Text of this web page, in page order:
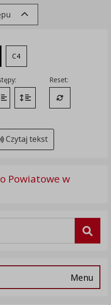
C4
Zmień odstęp między literami
Zmień interlinię i margines
Reset:
Przywróć
Czytaj tekst
Powiatowe w
Menu